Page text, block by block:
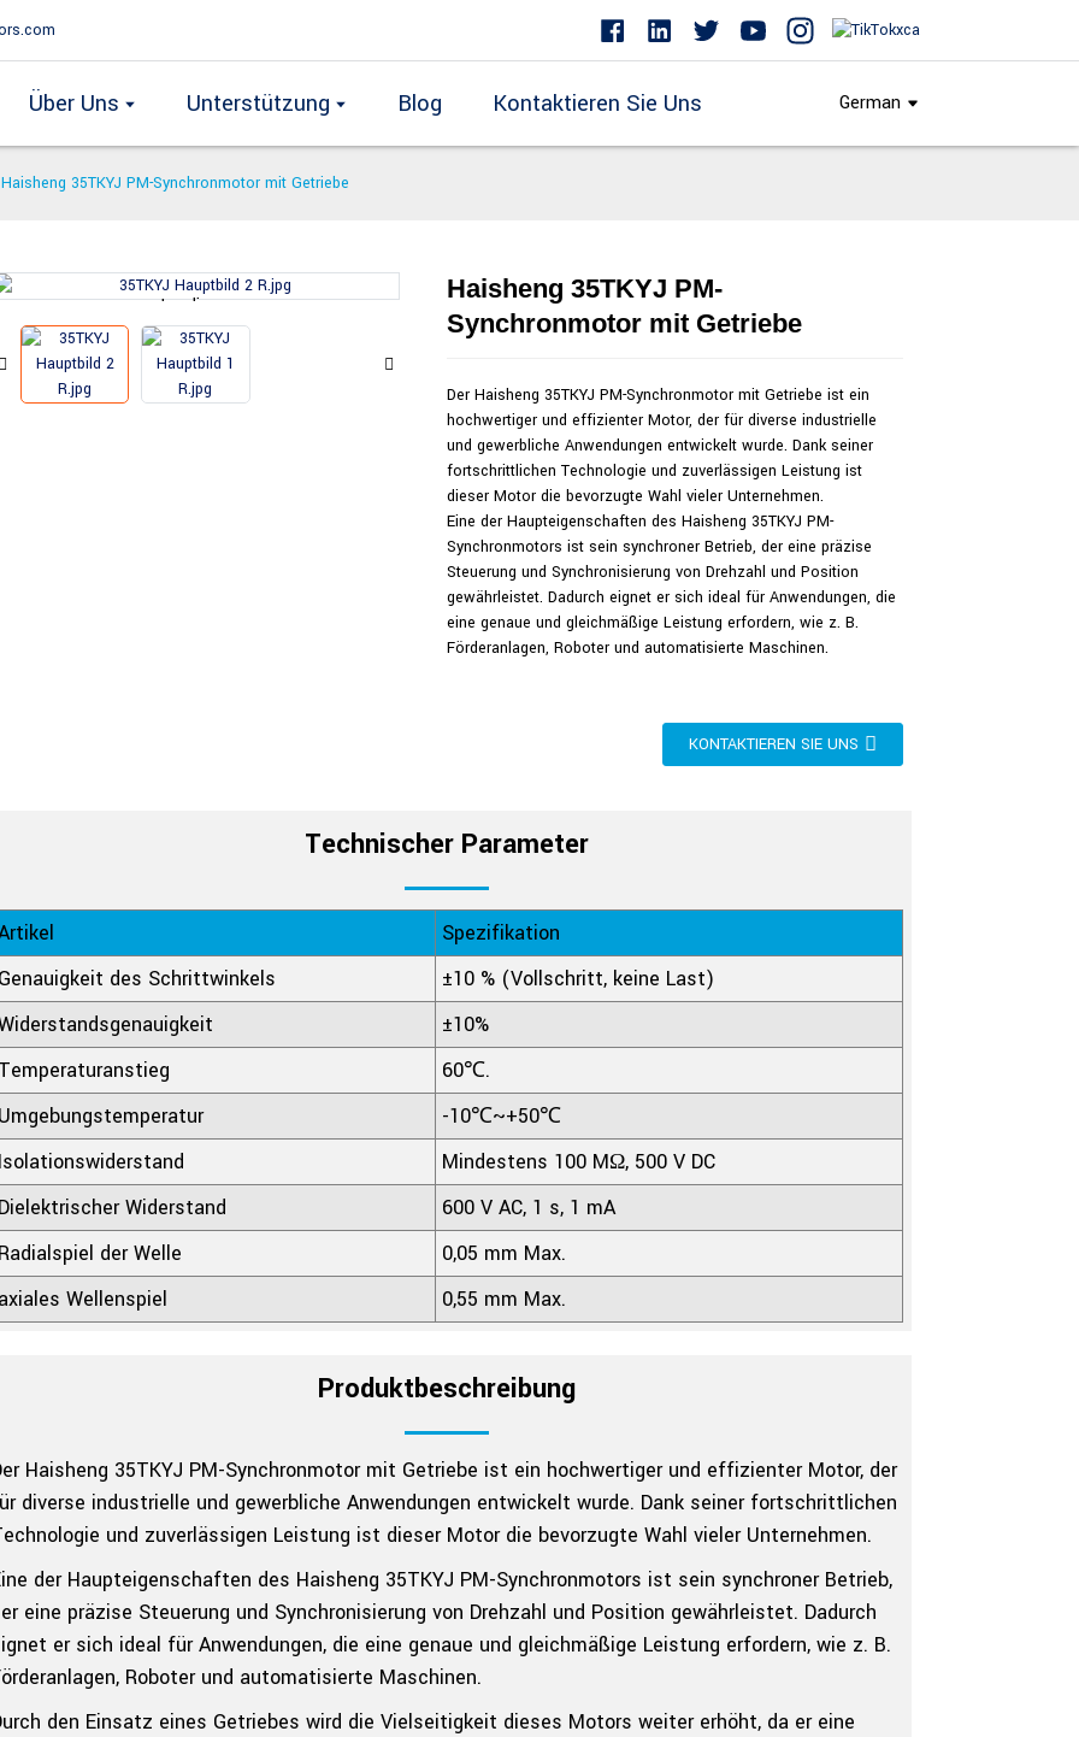
Über Uns Unterstützung Blog Kontaktieren Sie Uns German
Haisheng 35TKYJ PM-Synchronmotor mit Getriebe
Loading...
Loading... Loading...
Loading...
Haisheng 35TKYJ PM-
Synchronmotor mit Getriebe
Der Haisheng 35TKYJ PM-Synchronmotor mit Getriebe ist ein
hochwertiger und effizienter Motor, der für diverse industrielle
und gewerbliche Anwendungen entwickelt wurde. Dank seiner
fortschrittlichen Technologie und zuverlässigen Leistung ist
dieser Motor die bevorzugte Wahl vieler Unternehmen.
Eine der Haupteigenschaften des Haisheng 35TKYJ PM-
Synchronmotors ist sein synchroner Betrieb, der eine präzise
Steuerung und Synchronisierung von Drehzahl und Position
gewährleistet. Dadurch eignet er sich ideal für Anwendungen, die
eine genaue und gleichmäßige Leistung erfordern, wie z. B.
Förderanlagen, Roboter und automatisierte Maschinen.
KONTAKTIEREN SIE UNS
Technischer Parameter
Spezifikation
des Schrittwinkels
±10 % (Vollschritt, keine Last)
±10%
60℃.
-10℃~+50℃
Mindestens 100 MΩ, 500 V DC
Widerstand
600 V AC, 1 s, 1 mA
der Welle
0,05 mm Max.
Wellenspiel
0,55 mm Max.
Produktbeschreibung
Haisheng 35TKYJ PM-Synchronmotor mit Getriebe ist ein hochwertiger und effizienter Motor, der
diverse industrielle und gewerbliche Anwendungen entwickelt wurde. Dank seiner fortschrittlichen
und zuverlässigen Leistung ist dieser Motor die bevorzugte Wahl vieler Unternehmen.
der Haupteigenschaften des Haisheng 35TKYJ PM-Synchronmotors ist sein synchroner Betrieb,
eine präzise Steuerung und Synchronisierung von Drehzahl und Position gewährleistet. Dadurch
er sich ideal für Anwendungen, die eine genaue und gleichmäßige Leistung erfordern, wie z. B.
Roboter und automatisierte Maschinen.
den Einsatz eines Getriebes wird die Vielseitigkeit dieses Motors weiter erhöht, da er eine